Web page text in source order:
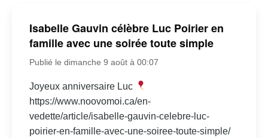
Isabelle Gauvin célèbre Luc Poirier en
famille avec une soirée toute simple
Publié le dimanche 9 août à 00:07
Joyeux anniversaire Luc
https://www.noovomoi.ca/en-
vedette/article/isabelle-gauvin-celebre-luc-
poirier-en-famille-avec-une-soiree-toute-simple/